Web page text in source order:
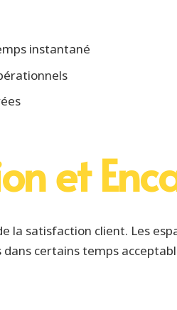
instantané
et
la satisfaction client. Les
certains temps